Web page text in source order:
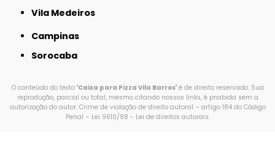
Vila Medeiros
Campinas
Sorocaba
O conteúdo do texto "Caixa para Pizza Vila Barros" é de direito reservado. Sua
reprodução, parcial ou total, mesmo citando nossos links, é proibida sem a
autorização do autor. Crime de violação de direito autoral – artigo 184 do Código
Penal – Lei 9610/98 - Lei de direitos autorais.